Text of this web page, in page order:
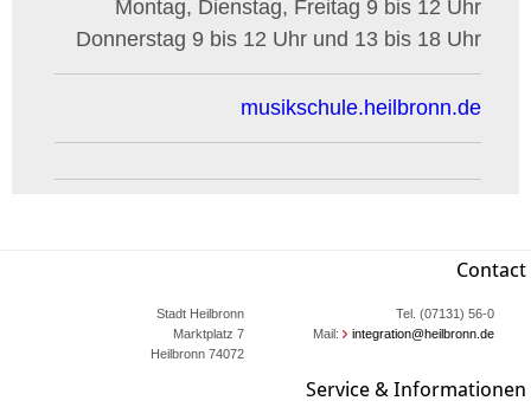
Montag, Dienstag, Freitag 9 bis 12 Uhr
Donnerstag 9 bis 12 Uhr und 13 bis 18 Uhr
musikschule.heilbronn.de
Contact
Stadt Heilbronn
Marktplatz 7
74072 Heilbronn
Tel. (07131) 56-0
Mail:
integration@heilbronn.de
Service & Informationen